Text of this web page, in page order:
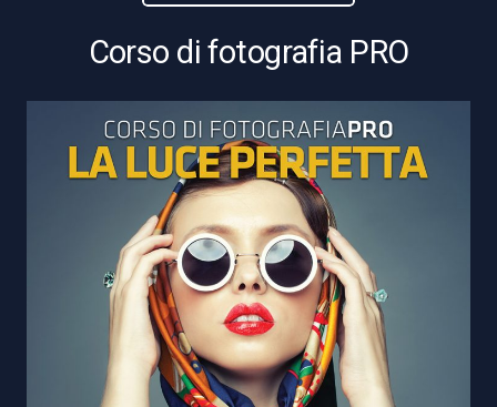
Corso di fotografia PRO